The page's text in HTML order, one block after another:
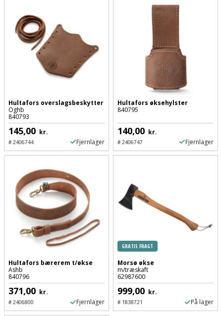
Tænger
Tagpapbrænder
Tapetværktøj
Tømrervinkel
Tragt
Ud-
aftrækker
Værktøjskasse
opbevaring
Værktøjssæt
Vaterpas
Polermaskine
Rillefræser
Røreværk
Rundsav
Rundsavsklinge
Rystepudser
Rystepudsertilbehør
Slagboremaskine
Slagnøgle
Slagnøgletilbehør
Slagskruetrækker
Slibemaskine
Skraldespandsskjuler
Skydelåge
Støvsuger
Strygejern
Terrassevarmer
Tømidler
Tørrestativ
Trappevanger
Udebruser
afskærmning
Varme
Varmepumpeskjuler
Hultafors overslagsbeskytter
Oghb
840793
145,00 kr.
#2406744 Fjernlager
Hultafors øksehylster
840795
140,00 kr.
#2406747 Fjernlager
Hultafors bærerem t/økse
Ashb
840796
371,00 kr.
#2406800 Fjernlager
GRATIS FRAGT
Morsø økse
m/træskaft
62987600
999,00 kr.
#1838721 På lager